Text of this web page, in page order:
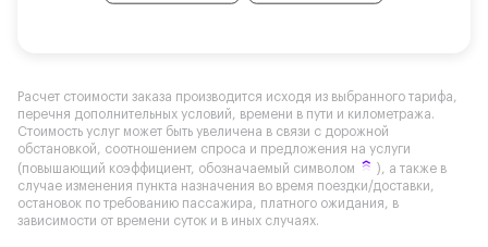
Расчет стоимости заказа производится исходя из выбранного тарифа,
перечня дополнительных условий, времени в пути и километража.
Стоимость услуг может быть увеличена в связи с дорожной
обстановкой, соотношением спроса и предложения на услуги
(повышающий коэффициент, обозначаемый символом
), а также в
случае изменения пункта назначения во время поездки/доставки,
остановок по требованию пассажира, платного ожидания, в
зависимости от времени суток и в иных случаях.